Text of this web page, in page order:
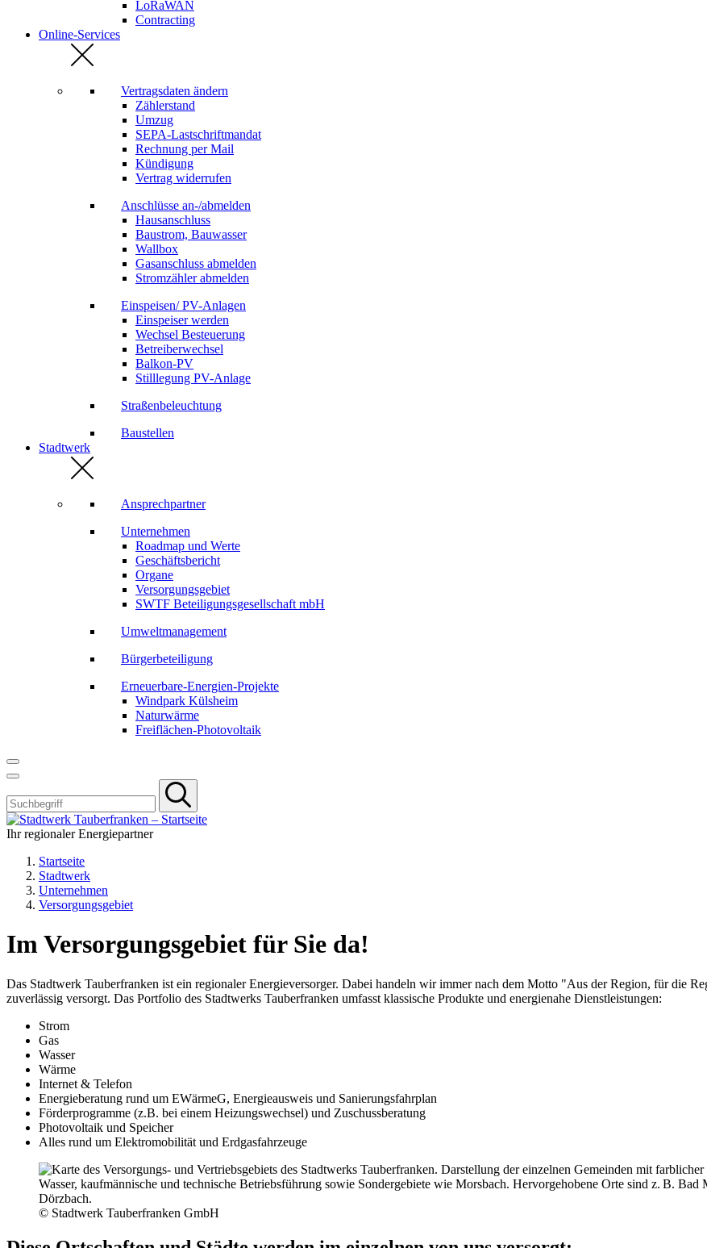
LoRaWAN
Contracting
Online-Services
Vertragsdaten ändern
Zählerstand
Umzug
SEPA-Lastschriftmandat
Rechnung per Mail
Kündigung
Vertrag widerrufen
Anschlüsse an-/abmelden
Hausanschluss
Baustrom, Bauwasser
Wallbox
Gasanschluss abmelden
Stromzähler abmelden
Einspeisen/ PV-Anlagen
Einspeiser werden
Wechsel Besteuerung
Betreiberwechsel
Balkon-PV
Stilllegung PV-Anlage
Straßenbeleuchtung
Baustellen
Stadtwerk
Ansprechpartner
Unternehmen
Roadmap und Werte
Geschäftsbericht
Organe
Versorgungsgebiet
SWTF Beteiligungsgesellschaft mbH
Umweltmanagement
Bürgerbeteiligung
Erneuerbare-Energien-Projekte
Windpark Külsheim
Naturwärme
Freiflächen-Photovoltaik
Ihr regionaler Energiepartner
Startseite
Stadtwerk
Unternehmen
Versorgungsgebiet
Im Versorgungsgebiet für Sie da!
Das Stadtwerk Tauberfranken ist ein regionaler Energieversorger. Dabei handeln wir immer nach dem Motto "Aus der Region, für die
zuverlässig versorgt. Das Portfolio des Stadtwerks Tauberfranken umfasst klassische Produkte und energienahe Dienstleistungen:
Strom
Gas
Wasser
Wärme
Internet & Telefon
Energieberatung rund um EWärmeG, Energieausweis und Sanierungsfahrplan
Förderprogramme (z.B. bei einem Heizungswechsel) und Zuschussberatung
Photovoltaik und Speicher
Alles rund um Elektromobilität und Erdgasfahrzeuge
© Stadtwerk Tauberfranken GmbH